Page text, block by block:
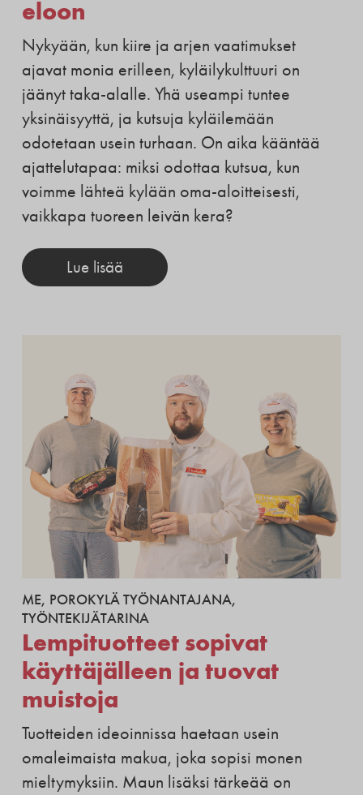
eloon
Nykyään, kun kiire ja arjen vaatimukset
ajavat monia erilleen, kyläilykulttuuri on
jäänyt taka-alalle. Yhä useampi tuntee
yksinäisyyttä, ja kutsuja kyläilemään
odotetaan usein turhaan. On aika kääntää
ajattelutapaa: miksi odottaa kutsua, kun
voimme lähteä kylään oma-aloitteisesti,
vaikkapa tuoreen leivän kera?
Lue lisää
ME, POROKYLÄ TYÖNANTAJANA,
TYÖNTEKIJÄTARINA
Lempituotteet sopivat
käyttäjälleen ja tuovat
muistoja
Tuotteiden ideoinnissa haetaan usein
omaleimaista makua, joka sopisi monen
mieltymyksiin. Maun lisäksi tärkeää on